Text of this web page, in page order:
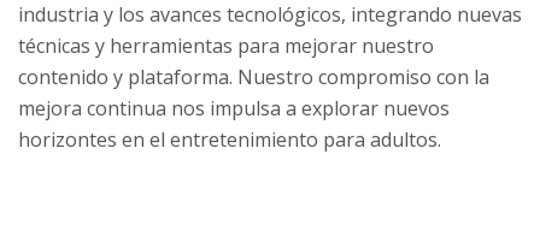
industria y los avances tecnológicos, integrando nuevas
técnicas y herramientas para mejorar nuestro
contenido y plataforma. Nuestro compromiso con la
mejora continua nos impulsa a explorar nuevos
horizontes en el entretenimiento para adultos.